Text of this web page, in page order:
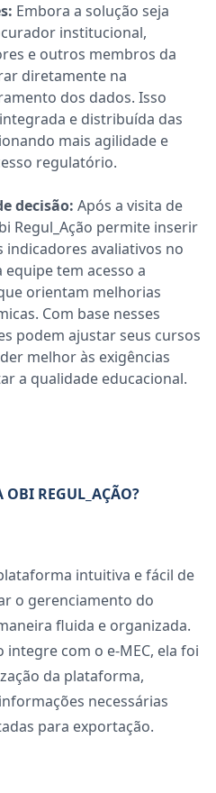
Embora a solução seja
institucional,
e outros membros da
diretamente na
dos dados. Isso
e distribuída das
mais agilidade e
regulatório.
decisão: Após a visita de
Regul_Ação permite inserir
indicadores avaliativos no
equipe tem acesso a
orientam melhorias
Com base nesses
podem ajustar seus cursos
melhor às exigências
a qualidade educacional.
REGUL_AÇÃO?
intuitiva e fácil de
o gerenciamento do
fluida e organizada.
com o e-MEC, ela foi
da plataforma,
necessárias
para exportação.